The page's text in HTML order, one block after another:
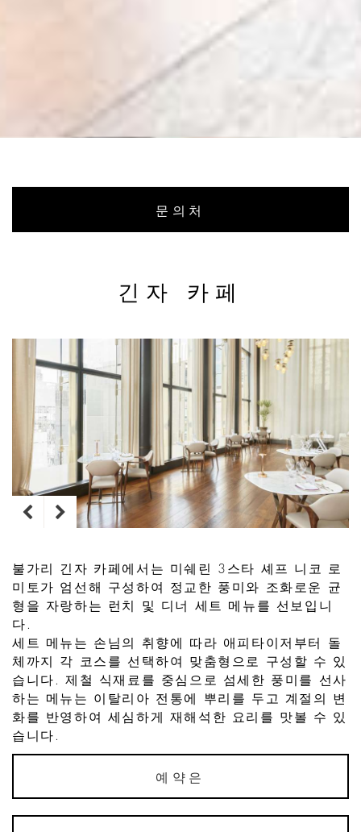
문의처
긴자 카페
불가리 긴자 카페에서는 미쉐린 3스타 셰프 니코 로
미토가 엄선해 구성하여 정교한 풍미와 조화로운 균
형을 자랑하는 런치 및 디너 세트 메뉴를 선보입니
다.
세트 메뉴는 손님의 취향에 따라 애피타이저부터 돌
체까지 각 코스를 선택하여 맞춤형으로 구성할 수 있
습니다. 제철 식재료를 중심으로 섬세한 풍미를 선사
하는 메뉴는 이탈리아 전통에 뿌리를 두고 계절의 변
화를 반영하여 세심하게 재해석한 요리를 맛볼 수 있
습니다.
예약은